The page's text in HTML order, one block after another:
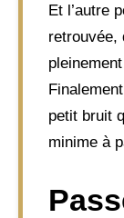
Et l’autre
retrouvée,
petit bruit
minime à